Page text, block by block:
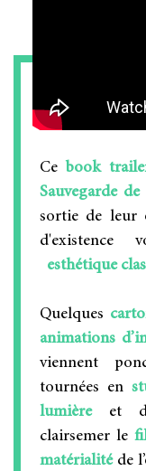
Ce book
Sauvegarde de
sortie de leur
d'existence
esthétique
Quelques
animations
viennent
tournées en
lumièreet
clairsemer le
matérialitéde